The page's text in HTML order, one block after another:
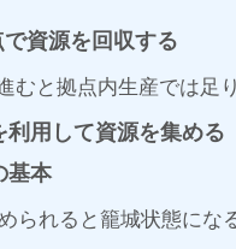
資源を回収する
むと拠点内生産では足
利用して資源を集める
基本
られると籠城状態にな